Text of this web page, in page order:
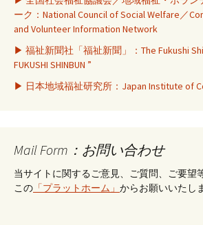
ーク：National Council of Social Welfare／
and Volunteer Information Network
▶ 福祉新聞社「福祉新聞」：The Fukushi
FUKUSHI SHINBUN ”
▶ 日本地域福祉研究所：Japan Institute of
Mail Form：お問い合わせ
当サイトに関するご意見、ご質問、ご要望
この 「プラットホーム」 からお願いいたし